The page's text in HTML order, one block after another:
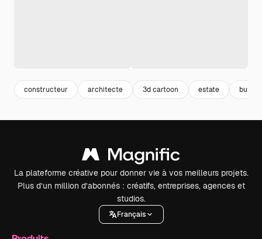
constructeur architecte 3d cartoon estate
La plateforme créative pour donner vie à vos meilleurs projets.
Plus d’un million d’abonnés : créatifs, entreprises, agences et
studios.
Français